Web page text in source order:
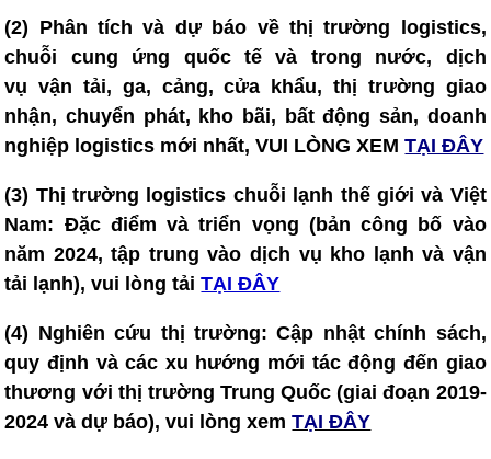
(2) Phân tích và dự báo về thị trường logistics,
chuỗi cung ứng quốc tế và trong nước, dịch
vụ vận tải, ga, cảng, cửa khẩu, thị trường giao
nhận, chuyển phát, kho bãi, bất động sản, doanh
nghiệp logistics mới nhất, VUI LÒNG XEM TẠI ĐÂY
(3) Thị trường logistics chuỗi lạnh thế giới và Việt
Nam: Đặc điểm và triển vọng (bản công bố vào
năm 2024, tập trung vào dịch vụ kho lạnh và vận
tải lạnh), vui lòng tảiTẠI ĐÂY
(4) Nghiên cứu thị trường: Cập nhật chính sách,
quy định và các xu hướng mới tác động đến giao
thương với thị trường Trung Quốc (giai đoạn 2019-
2024 và dự báo), vui lòng xemTẠI ĐÂY